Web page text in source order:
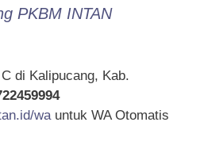
PKBM INTAN
di Kalipucang, Kab.
wa untuk WA Otomatis